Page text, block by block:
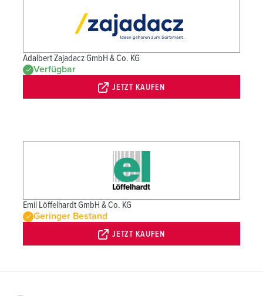
Adalbert Zajadacz GmbH & Co. KG
Verfügbar
JETZT KAUFEN
Emil Löffelhardt GmbH & Co. KG
Geringer Bestand
JETZT KAUFEN